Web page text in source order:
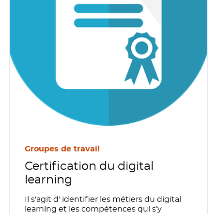
Groupes de travail
Certification du digital
learning
Il s'agit d' identifier les métiers du digital
learning et les compétences qui s’y